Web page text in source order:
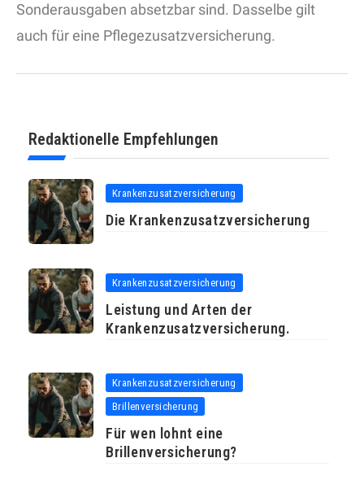
Sonderausgaben absetzbar sind. Dasselbe gilt
auch für eine Pflegezusatzversicherung.
Redaktionelle Empfehlungen
Krankenzusatzversicherung
Die Krankenzusatzversicherung
Krankenzusatzversicherung
Leistung und Arten der
Krankenzusatzversicherung.
Krankenzusatzversicherung
Brillenversicherung
Für wen lohnt eine
Brillenversicherung?